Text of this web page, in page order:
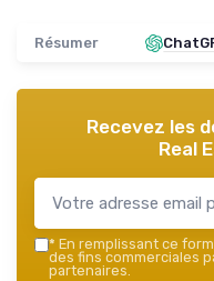
Résumer
Recevez les
Real
* En remplissant ce
des fins commerciales
partenaires.